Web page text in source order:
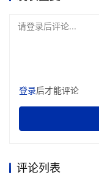
请登录后评论...
登录后才能评论
评论列表